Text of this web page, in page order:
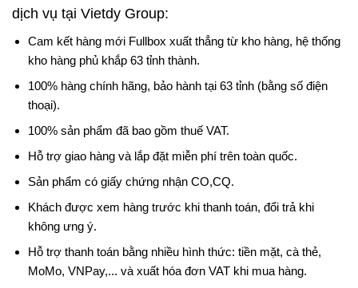
dịch vụ tại Vietdy Group:
Cam kết hàng mới Fullbox xuất thẳng từ kho hàng, hệ thống
kho hàng phủ khắp 63 tỉnh thành.
100% hàng chính hãng, bảo hành tại 63 tỉnh (bằng số điện
thoại).
100% sản phẩm đã bao gồm thuế VAT.
Hỗ trợ giao hàng và lắp đặt miễn phí trên toàn quốc.
Sản phẩm có giấy chứng nhận CO,CQ.
Khách được xem hàng trước khi thanh toán, đổi trả khi
không ưng ý.
Hỗ trợ thanh toán bằng nhiều hình thức: tiền mặt, cà thẻ,
MoMo, VNPay,... và xuất hóa đơn VAT khi mua hàng.